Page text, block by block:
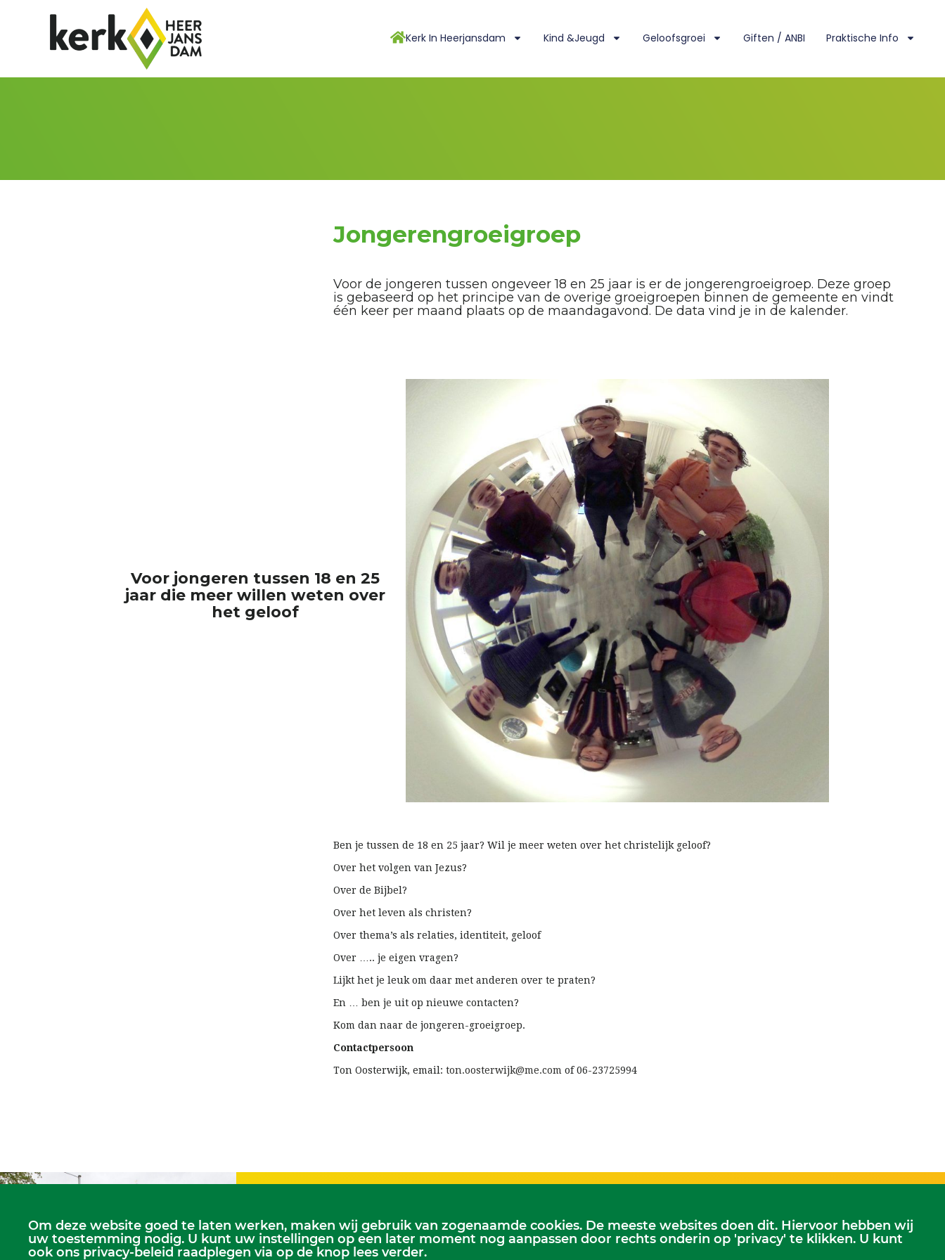
Kerk In Heerjansdam Kind &Jeugd Geloofsgroei Giften / ANBI Praktische Info
Jongerengroeigroep
Voor de jongeren tussen ongeveer 18 en 25 jaar is er de jongerengroeigroep. Deze groep
is gebaseerd op het principe van de overige groeigroepen binnen de gemeente en vindt
één keer per maand plaats op de maandagavond. De data vind je in de kalender.
Voor jongeren tussen 18 en 25
jaar die meer willen weten over
het geloof
Ben je tussen de 18 en 25 jaar? Wil je meer weten over het christelijk geloof?
Over het volgen van Jezus?
Over de Bijbel?
Over het leven als christen?
Over thema’s als relaties, identiteit, geloof
Over ….. je eigen vragen?
Lijkt het je leuk om daar met anderen over te praten?
En … ben je uit op nieuwe contacten?
Kom dan naar de jongeren-groeigroep.
Contactpersoon
Ton Oosterwijk, email: ton.oosterwijk@me.com of 06-23725994
Zondagse dienst:
Dorpskerk, elke zondag 9.30 uur
Kerkelijk Bureau
Dorpskerk, Molenweg 8, 2995 BL Heerjansdam.
Scriba
Dhr. Leen Kruithof
Om deze website goed te laten werken, maken wij gebruik van zogenaamde cookies. De meeste websites doen dit. Hiervoor hebben wij
uw toestemming nodig. U kunt uw instellingen op een later moment nog aanpassen door rechts onderin op 'privacy' te klikken. U kunt
ook ons privacy-beleid raadplegen via op de knop lees verder.